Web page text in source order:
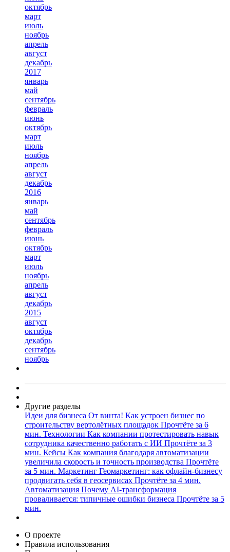
октябрь
март
июль
ноябрь
апрель
август
декабрь
2017
январь
май
сентябрь
февраль
июнь
октябрь
март
июль
ноябрь
апрель
август
декабрь
2016
январь
май
сентябрь
февраль
июнь
октябрь
март
июль
ноябрь
апрель
август
декабрь
2015
август
октябрь
декабрь
сентябрь
ноябрь
Другие разделы
Идеи для бизнеса От винта! Как устроен бизнес по
строительству вертолётных площадок Прочтёте за 6
мин. Технологии Как компании протестировать навык
сотрудника качественно работать с ИИ Прочтёте за 3
мин. Кейсы Как компания благодаря автоматизации
увеличила скорость и точность производства Прочтёте
за 5 мин. Маркетинг Геомаркетинг: как офлайн-бизнесу
продвигать себя в геосервисах Прочтёте за 4 мин.
Автоматизация Почему AI-трансформация
проваливается: типичные ошибки бизнеса Прочтёте за 5
мин.
О проекте
Правила использования